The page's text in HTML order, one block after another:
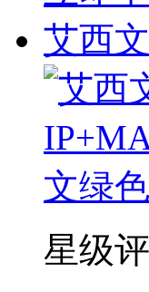
艾西
星级